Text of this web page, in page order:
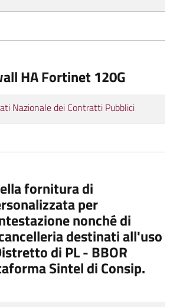
HA Fortinet 120G
Nazionale dei Contratti Pubblici
fornitura di
per
nonché di
destinati all'uso
di PL - BBOR
Sintel di Consip.